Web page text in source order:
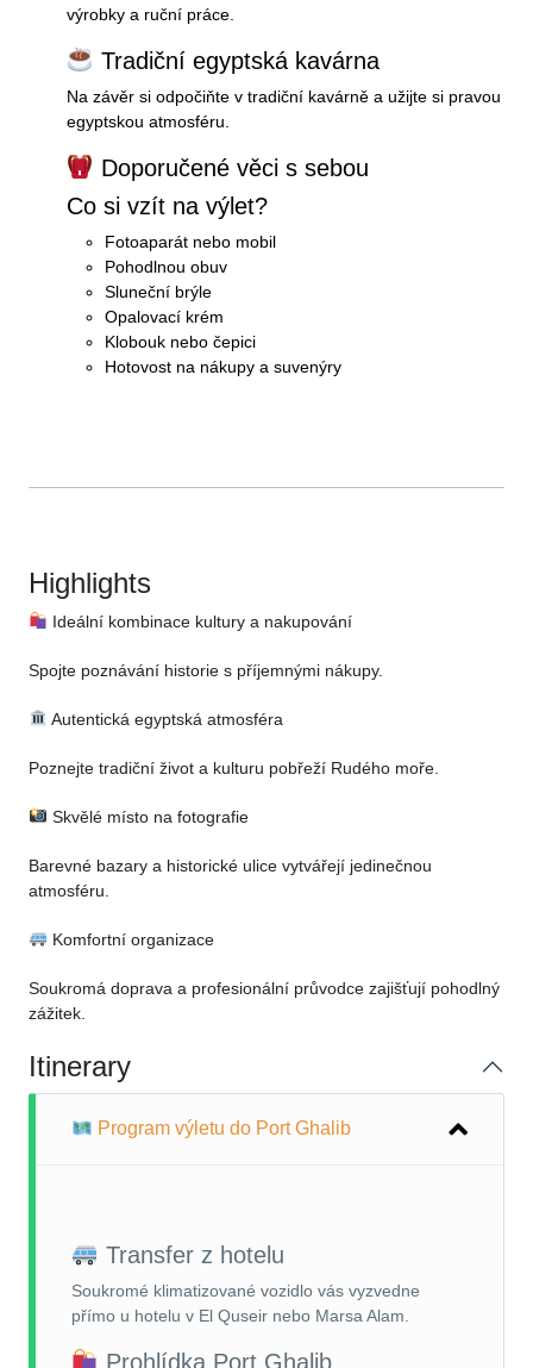
výrobky a ruční práce.
Tradiční egyptská kavárna
Na závěr si odpočiňte v tradiční kavárně a užijte si pravou
egyptskou atmosféru.
Doporučené věci s sebou
Co si vzít na výlet?
Fotoaparát nebo mobil
Pohodlnou obuv
Sluneční brýle
Opalovací krém
Klobouk nebo čepici
Hotovost na nákupy a suvenýry
Highlights
Ideální kombinace kultury a nakupování
Spojte poznávání historie s příjemnými nákupy.
Autentická egyptská atmosféra
Poznejte tradiční život a kulturu pobřeží Rudého moře.
Skvělé místo na fotografie
Barevné bazary a historické ulice vytvářejí jedinečnou
atmosféru.
Komfortní organizace
Soukromá doprava a profesionální průvodce zajišťují pohodlný
zážitek.
Itinerary
Program výletu do Port Ghalib
Transfer z hotelu
Soukromé klimatizované vozidlo vás vyzvedne
přímo u hotelu v El Quseir nebo Marsa Alam.
Prohlídka Port Ghalib